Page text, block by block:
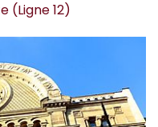
(Ligne 12)